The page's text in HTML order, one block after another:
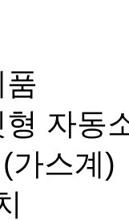
형 자동
가스계)